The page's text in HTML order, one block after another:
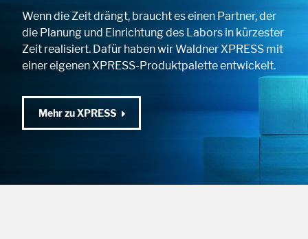
Wenn die Zeit drängt, braucht es einen Partner, der
die Planung und Einrichtung des Labors in kürzester
Zeit realisiert. Dafür haben wir Waldner XPRESS mit
einer eigenen XPRESS-Produktpalette entwickelt.
Mehr zu XPRESS